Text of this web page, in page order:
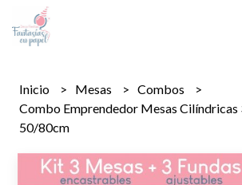
Inicio Mesas
Combos
Combo Emprendedor Mesas
50/80cm